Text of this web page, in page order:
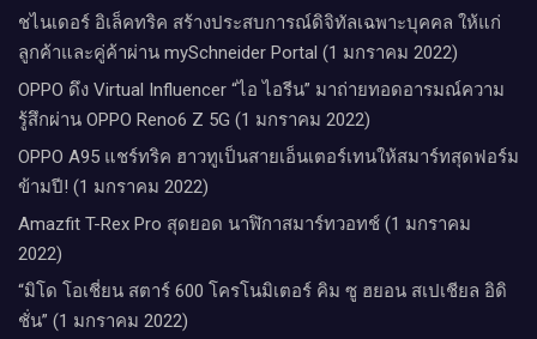
ชไนเดอร์ อิเล็คทริค สร้างประสบการณ์ดิจิทัลเฉพาะบุคคล ให้แก่
ลูกค้าและคู่ค้าผ่าน mySchneider Portal (1 มกราคม 2022)
OPPO ดึง Virtual Influencer “ไอ ไอรีน” มาถ่ายทอดอารมณ์ความ
รู้สึกผ่าน OPPO Reno6 Z 5G (1 มกราคม 2022)
OPPO A95 แชร์ทริค ฮาวทูเป็นสายเอ็นเตอร์เทนให้สมาร์ทสุดฟอร์ม
ข้ามปี! (1 มกราคม 2022)
Amazfit T-Rex Pro สุดยอด นาฬิกาสมาร์ทวอทช์ (1 มกราคม
2022)
“มิโด โอเชี่ยน สตาร์ 600 โครโนมิเตอร์ คิม ซู ฮยอน สเปเชียล อิดิ
ชั่น” (1 มกราคม 2022)